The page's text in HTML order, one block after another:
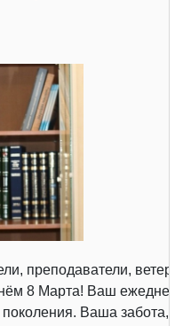
преподаватели,
8 Марта! Ваш
Ваша забота,